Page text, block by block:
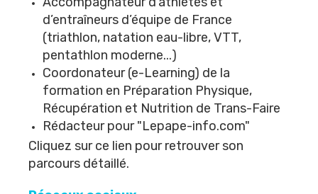
d’entraîneurs d’équipe de France
(triathlon, natation eau-libre, VTT,
pentathlon moderne...)
Coordonateur (e-Learning) de la
formation en Préparation Physique,
Récupération et Nutrition de Trans-Faire
Rédacteur pour"Lepape-info.com"
Cliquez sur ce lien pour retrouver son
parcours détaillé.